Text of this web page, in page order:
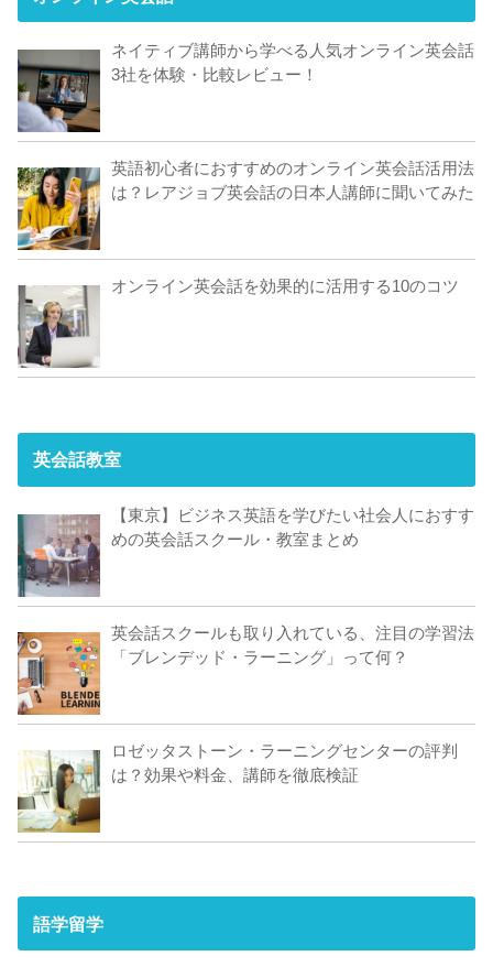
ネイティブ講師から学べる人気オンライン英会話
3社を体験・比較レビュー！
英語初心者におすすめのオンライン英会話活用法
は？レアジョブ英会話の日本人講師に聞いてみた
オンライン英会話を効果的に活用する10のコツ
英会話教室
【東京】ビジネス英語を学びたい社会人におすす
めの英会話スクール・教室まとめ
英会話スクールも取り入れている、注目の学習法
「ブレンデッド・ラーニング」って何？
ロゼッタストーン・ラーニングセンターの評判
は？効果や料金、講師を徹底検証
語学留学